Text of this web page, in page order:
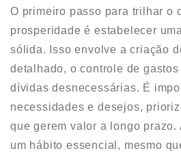
O primeiro passo para trilhar o
prosperidade é estabelecer
sólida. Isso envolve a criação
detalhado, o controle de
dívidas desnecessárias. É
necessidades e desejos,
que gerem valor a longo prazo.
um hábito essencial, mesmo